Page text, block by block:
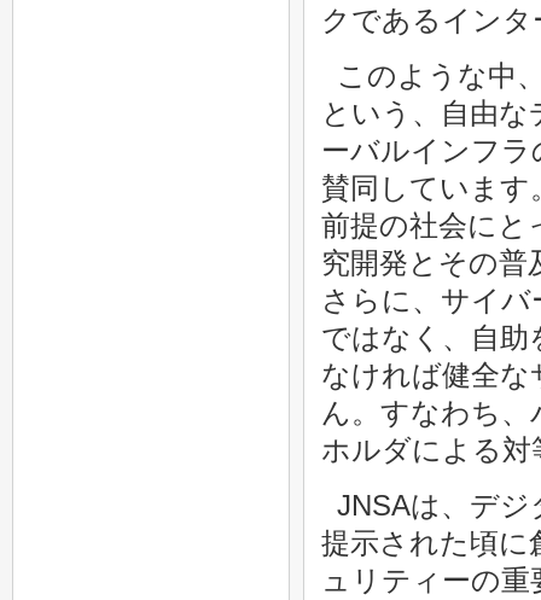
クであるイン
このような中
という、自由
ーバルインフ
賛同しています
前提の社会にと
究開発とその
さらに、サイ
ではなく、自助
なければ健全
ん。すなわち
ホルダによる
JNSAは、デジ
提示された頃に
ュリティーの